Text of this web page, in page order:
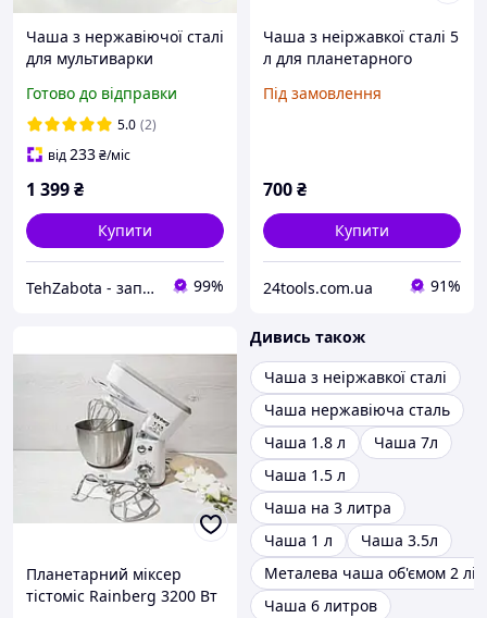
Чаша з нержавіючої сталі
для мультиварки
мм, D=235 мм
Готово до відправки
5.0 (2)
від233₴/міс
1 399₴
Купити
TehZabota - запчастини та аксесуари до побутової техніки 99%
Чаша з неіржавкої сталі 5
л для планетарного
Під замовлення
700₴
Купити
24tools.com.ua 91%
Планетарний міксер
тістоміс Rainberg 3200 Вт
Дивись також
Чаша з неіржавкої сталі
Чаша нержавіюча сталь
Чаша 1.8 л
Чаша 7л
Чаша 1.5 л
Чаша на 3 литра
Чаша 1 л
Чаша 3.5л
Металева чаша об'ємом 2
Чаша 6 литров